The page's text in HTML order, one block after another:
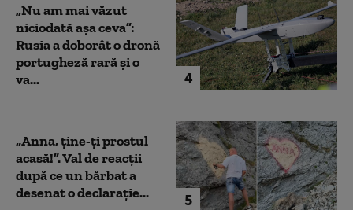
4
„Nu am mai văzut
niciodată așa ceva”:
Rusia a doborât o dronă
portugheză rară și o
va...
5
„Anna, ţine-ţi prostul
acasă!”. Val de reacții
după ce un bărbat a
desenat o declarație...